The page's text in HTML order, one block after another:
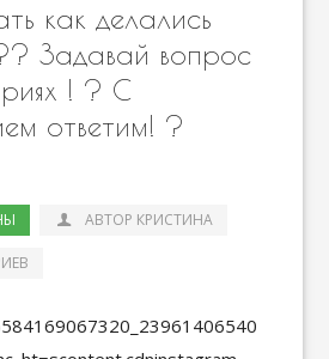
как делались
Задавай вопрос
! ? С
ответим! ?
АВТОР КРИСТИНА